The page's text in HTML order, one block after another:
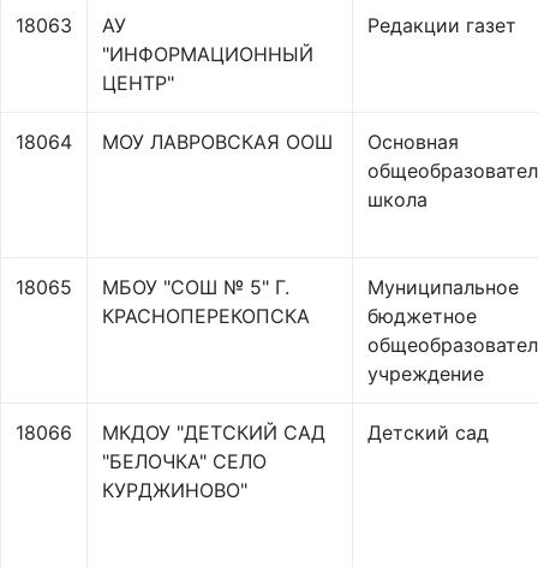
18063
АУ
"ИНФОРМАЦИОННЫЙ
ЦЕНТР"
Редакции газет
18064 МОУ ЛАВРОВСКАЯ ООШ
Основная
школа
18065
МБОУ "СОШ № 5" Г.
КРАСНОПЕРЕКОПСКА
Муниципальное
бюджетное
учреждение
18066
МКДОУ "ДЕТСКИЙ САД
"БЕЛОЧКА" СЕЛО
КУРДЖИНОВО"
Детский сад